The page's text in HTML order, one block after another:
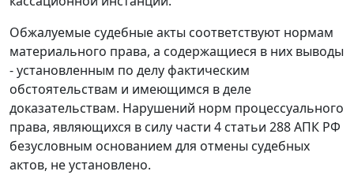
Обжалуемые судебные акты соответствуют нормам
материального права, а содержащиеся в них выводы
- установленным по делу фактическим
обстоятельствам и имеющимся в деле
доказательствам. Нарушений норм процессуального
права, являющихся в силу части 4 статьи 288АПК РФ
безусловным основанием для отмены судебных
актов, не установлено.